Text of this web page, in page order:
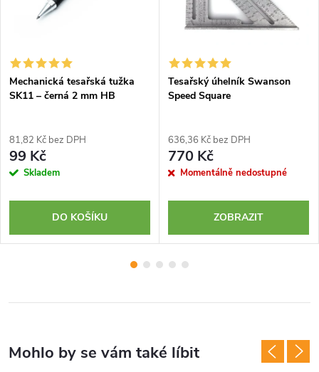
Mechanická tesařská tužka
SK11 –⁠ černá 2 mm HB
81,82 Kč bez DPH
99 Kč
Skladem
DO KOŠÍKU
Tesařský úhelník Swanson
Speed Square
636,36 Kč bez DPH
770 Kč
Momentálně nedostupné
ZOBRAZIT